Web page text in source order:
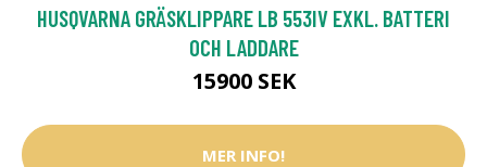
HUSQVARNA GRÄSKLIPPARE LB 553IV EXKL. BATTERI
OCH LADDARE
15900 SEK
MER INFO!